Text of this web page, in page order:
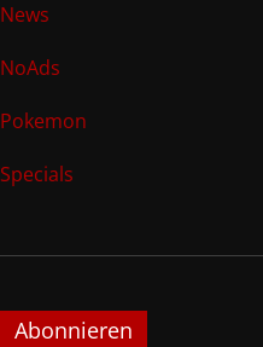
News
NoAds
Pokemon
Specials
Abonnieren